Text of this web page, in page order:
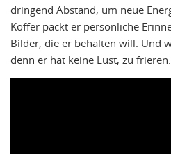
dringend Abstand, um neue
Koffer packt er persönliche
Bilder, die er behalten will. Und
denn er hat keine Lust, zu frieren.